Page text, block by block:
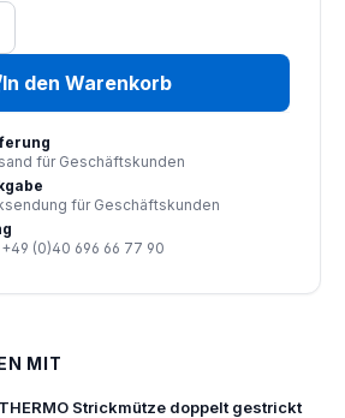
In den Warenkorb
für Geschäftskunden
für Geschäftskunden
(0)40 696 66 77 90
MIT
Strickmütze doppelt gestrickt